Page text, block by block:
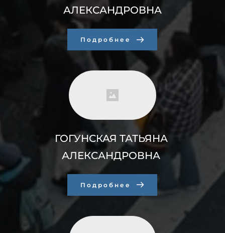
АЛЕКСАНДРОВНА
Подробнее
ГОГУНСКАЯ ТАТЬЯНА
АЛЕКСАНДРОВНА
Подробнее